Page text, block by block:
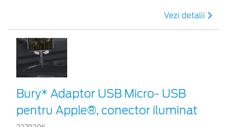
Vezi detalii
Bury* Adaptor USB Micro- USB
pentru Apple®, conector iluminat